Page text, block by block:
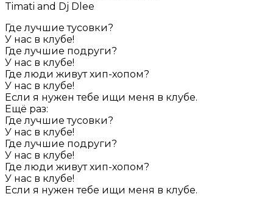
Timati and Dj Dlee
Где лучшие тусовки?
У нас в клубе!
Где лучшие подруги?
У нас в клубе!
Где люди живут хип-хопом?
У нас в клубе!
Если я нужен тебе ищи меня в клубе.
Ещё раз:
Где лучшие тусовки?
У нас в клубе!
Где лучшие подруги?
У нас в клубе!
Где люди живут хип-хопом?
У нас в клубе!
Если я нужен тебе ищи меня в клубе.